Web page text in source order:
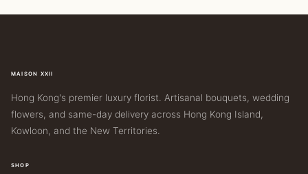
MAISON XXII
Hong Kong's premier luxury florist. Artisanal bouquets, wedding
flowers, and same-day delivery across Hong Kong Island,
Kowloon, and the New Territories.
SHOP